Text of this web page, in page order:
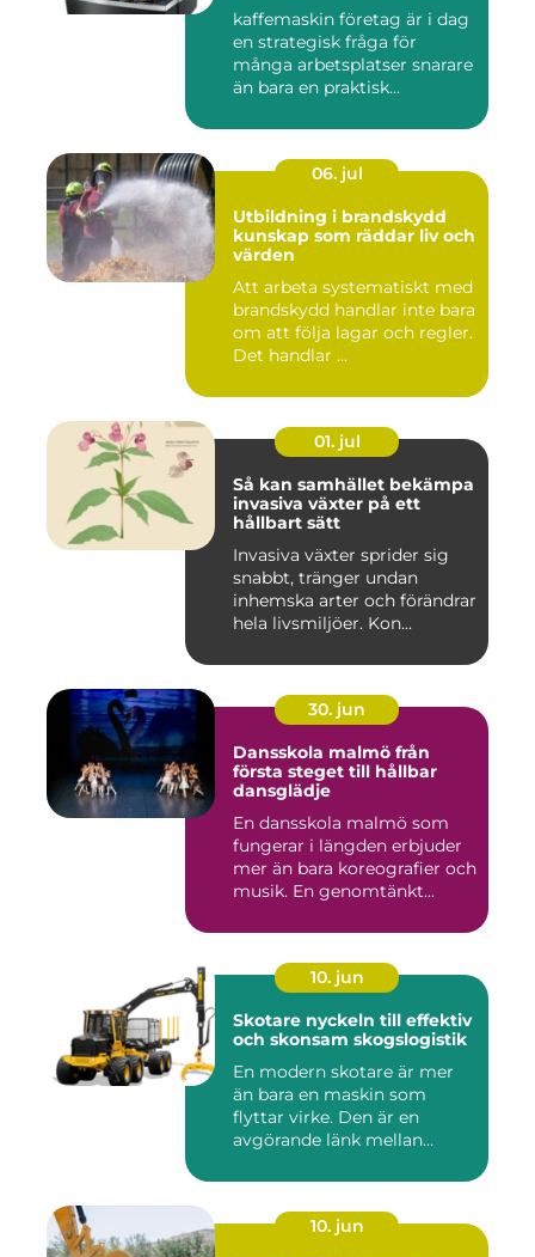
kaffemaskin företag är i dag
en strategisk fråga för
många arbetsplatser snarare
än bara en praktisk...
06. jul
Utbildning i brandskydd
kunskap som räddar liv och
värden
Att arbeta systematiskt med
brandskydd handlar inte bara
om att följa lagar och regler.
Det handlar ...
01. jul
Så kan samhället bekämpa
invasiva växter på ett
hållbart sätt
Invasiva växter sprider sig
snabbt, tränger undan
inhemska arter och förändrar
hela livsmiljöer. Kon...
30. jun
Dansskola malmö från
första steget till hållbar
dansglädje
En dansskola malmö som
fungerar i längden erbjuder
mer än bara koreografier och
musik. En genomtänkt...
10. jun
Skotare nyckeln till effektiv
och skonsam skogslogistik
En modern skotare är mer
än bara en maskin som
flyttar virke. Den är en
avgörande länk mellan
10. jun